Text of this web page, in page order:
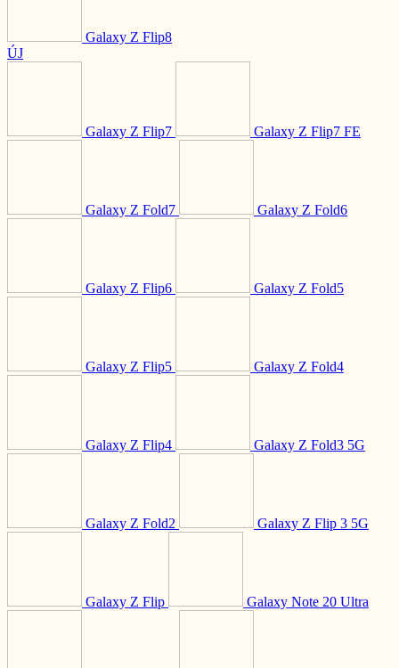
Galaxy Z Flip8
ÚJ
Galaxy Z Flip7 Galaxy Z Flip7 FE
Galaxy Z Fold7 Galaxy Z Fold6
Galaxy Z Flip6 Galaxy Z Fold5
Galaxy Z Flip5 Galaxy Z Fold4
Galaxy Z Flip4 Galaxy Z Fold3 5G
Galaxy Z Fold2 Galaxy Z Flip 3 5G
Galaxy Z Flip Galaxy Note 20 Ultra